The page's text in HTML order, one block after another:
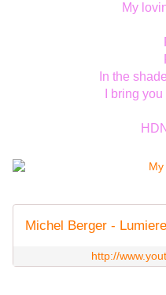
My
In the
I bring
Michel Berger -
http://